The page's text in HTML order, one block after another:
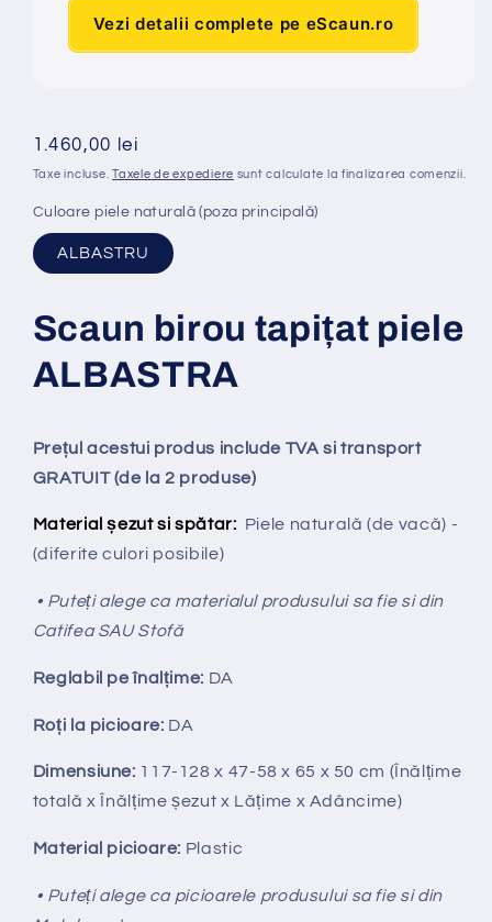
Vezi detalii complete pe eScaun.ro
Preț
obișnuit
1.460,00 lei
Taxe incluse.Taxele de expediere sunt calculate la finalizarea comenzii.
Culoare piele naturală (poza principală)
ALBASTRU
Scaun birou tapițat piele
ALBASTRA
Prețul acestui produs include TVA si transport
GRATUIT (de la 2 produse)
Material șezut si spătar: Piele naturală (de vacă) -
(diferite culori posibile)
• Puteți alege ca materialul produsului sa fie si din
Catifea SAU Stofă
Reglabil peînal țime: DA
Roți la picioare: DA
Dimensiune: 117-128x 47-58 x 65 x 50 cm (Înălțime
totală x Înălțimeșezut x Lățime x Adâncime)
Material picioare: Plastic
• Puteți alege ca picioarele produsului sa fie si din